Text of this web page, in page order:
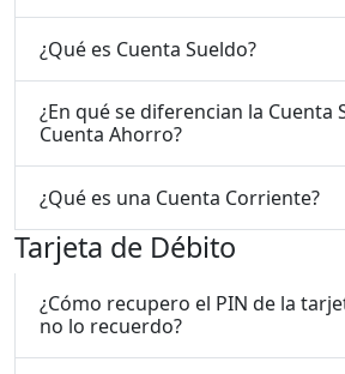
¿Qué es Cuenta Sueldo?
¿En qué se diferencian la Cuenta
Cuenta Ahorro?
¿Qué es una Cuenta Corriente?
Tarjeta de Débito
¿Cómo recupero el PIN de la
no lo recuerdo?